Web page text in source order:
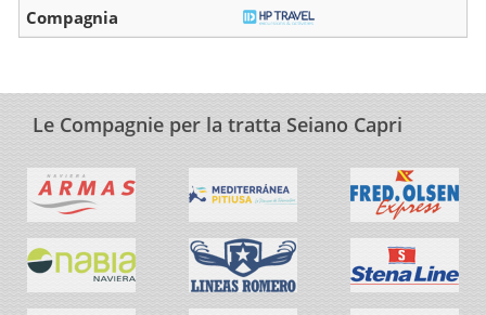
Le Compagnie per la tratta Seiano Capri